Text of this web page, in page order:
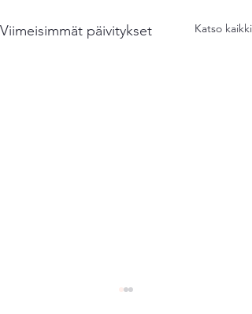
Viimeisimmät päivitykset Katso kaikki